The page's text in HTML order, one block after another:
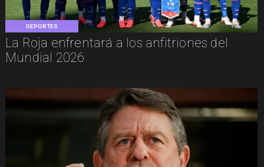
DEPORTES
La Roja enfrentará a los anfitriones del
Mundial 2026